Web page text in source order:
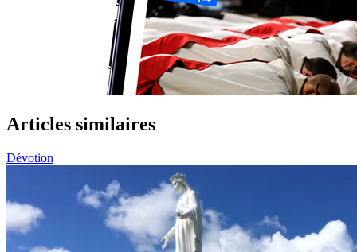
Articles similaires
Dévotion